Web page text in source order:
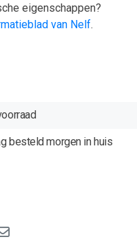
eigenschappen?
van Nelf.
besteld morgen in huis